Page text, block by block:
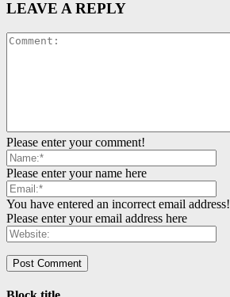
LEAVE A REPLY
Please enter your comment!
Please enter your name here
You have entered an incorrect email address!
Please enter your email address here